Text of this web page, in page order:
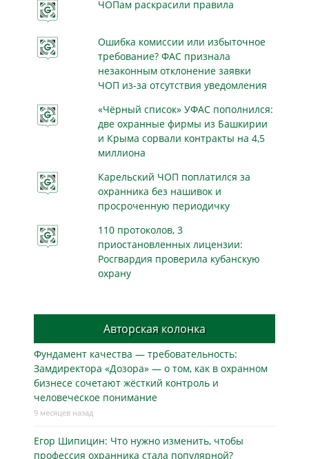
ЧОПам раскрасили правила
Ошибка комиссии или избыточное
требование? ФАС признала
незаконным отклонение заявки
ЧОП из-за отсутствия уведомления
«Чёрный список» УФАС пополнился:
две охранные фирмы из Башкирии
и Крыма сорвали контракты на 4,5
миллиона
Карельский ЧОП поплатился за
охранника без нашивок и
просроченную периодичку
110 протоколов, 3
приостановленных лицензии:
Росгвардия проверила кубанскую
охрану
Авторская колонка
Фундамент качества — требовательность:
Замдиректора «Дозора» — о том, как в охранном
бизнесe сочетают жёсткий контроль и
человеческое понимание
9 месяцев назад
Егор Шипицин: Что нужно изменить, чтобы
профессия охранника стала популярной?